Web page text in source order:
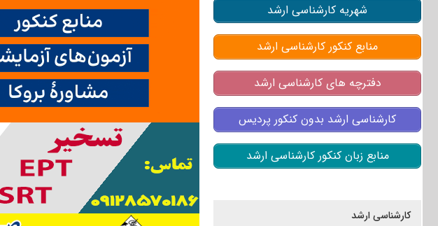
شهریه کارشناسی ارشد
منابع کنکور کارشناسی ارشد
دفترچه های کارشناسی ارشد
کارشناسی ارشد بدون کنکور پردیس
منابع زبان کنکور کارشناسی ارشد
کارشناسی ارشد